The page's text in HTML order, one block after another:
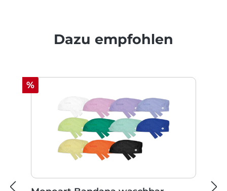
Produktgalerie überspringen
Dazu empfohlen
Rabatt
%